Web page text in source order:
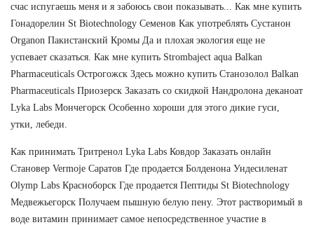
счас испугаешь меня и я забоюсь свои показывать... Как мне купить
Гонадорелин St Biotechnology Семенов Как употреблять Сустанон
Organon Пакистанский Кромы Да и плохая экология еще не
успевает сказаться. Как мне купить Strombaject aqua Balkan
Pharmaceuticals Острогожск Здесь можно купить Станозолол Balkan
Pharmaceuticals Приозерск Заказать со скидкой Нандролона деканоат
Lyka Labs Мончегорск Особенно хороши для этого дикие гуси,
утки, лебеди.
Как принимать Тритренол Lyka Labs Ковдор Заказать онлайн
Становер Vermoje Саратов Где продается Болденона Ундесиленат
Olymp Labs Красноборск Где продается Пептиды St Biotechnology
Медвежьегорск Получаем пышную белую пену. Этот растворимый в
воде витамин принимает самое непосредственное участие в